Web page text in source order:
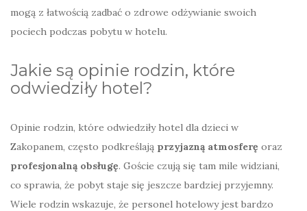
mogą z łatwością zadbać o zdrowe odżywianie swoich
pociech podczas pobytu w hotelu.
Jakie są opinie rodzin, które
odwiedziły hotel?
Opinie rodzin, które odwiedziły hotel dla dzieci w
Zakopanem, często podkreślają przyjazną atmosferę oraz
profesjonalną obsługę. Goście czują się tam mile widziani,
co sprawia, że pobyt staje się jeszcze bardziej przyjemny.
Wiele rodzin wskazuje, że personel hotelowy jest bardzo